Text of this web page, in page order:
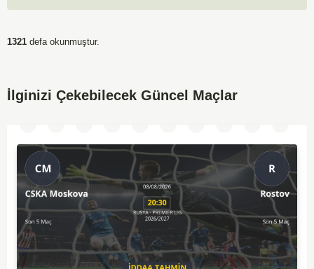
1321 defa okunmuştur.
İlginizi Çekebilecek Güncel Maçlar